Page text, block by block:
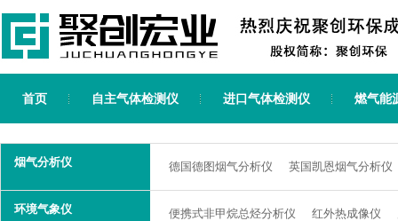
首页 自主气体检测仪 进口气体检测仪 燃气能
烟气分析仪 德国德图烟气分析仪 英国凯恩烟气分析仪
环境气象仪 便携式非甲烷总烃分析仪 红外热成像仪